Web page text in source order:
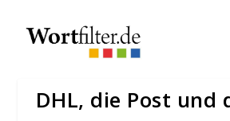
DHL, die Post und